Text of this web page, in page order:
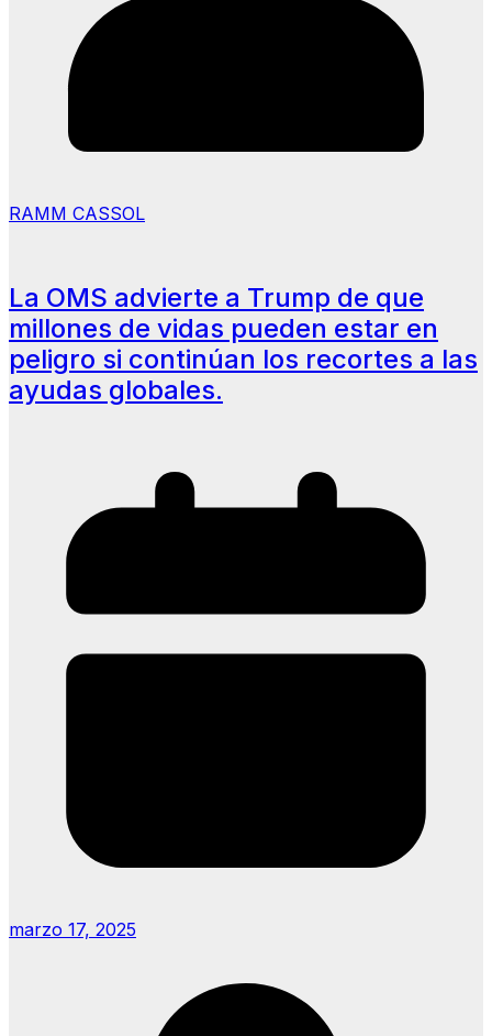
RAMM CASSOL
La OMS advierte a Trump de que
millones de vidas pueden estar en
peligro si continúan los recortes a las
ayudas globales.
marzo 17, 2025